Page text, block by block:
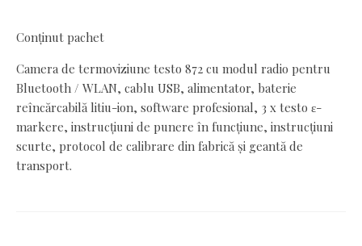
Conținut pachet
Camera de termoviziune testo 872 cu modul radio pentru
Bluetooth / WLAN, cablu USB, alimentator, baterie
reîncărcabilă litiu-ion, software profesional, 3 x testo ε-
markere, instrucțiuni de punere în funcțiune, instrucțiuni
scurte, protocol de calibrare din fabrică și geantă de
transport.